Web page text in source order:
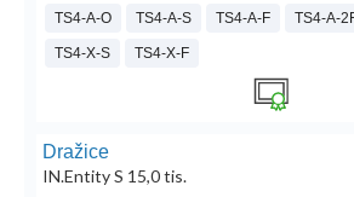
TS4-A-O TS4-A-S TS4-A-F TS4-A-
TS4-X-S TS4-X-F
Dražice
IN.Entity S 15,0 tis.